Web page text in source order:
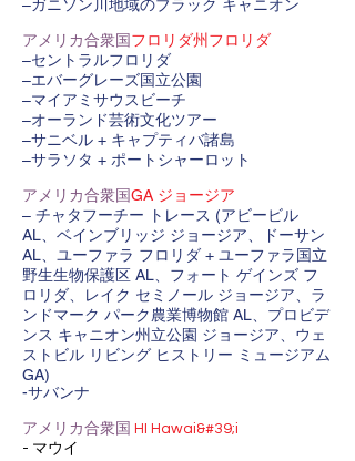
–ガニソン川地域のブラック キャニオン
アメリカ合衆国フロリダ州フロリダ
–セントラルフロリダ
–エバーグレーズ国立公園
–マイアミサウスビーチ
–オーランド芸術文化ツアー
–サニベル + キャプティバ諸島
–サラソタ + ポートシャーロット
アメリカ合衆国GA ジョージア
– チャタフーチー トレース (アビービル
AL、ベインブリッジ ジョージア、ドーサン
AL、ユーファラ フロリダ + ユーファラ国立
野生生物保護区 AL、フォート ゲインズ フ
ロリダ、レイク セミノール ジョージア、ラ
ンドマーク パーク農業博物館 AL、プロビデ
ンス キャニオン州立公園 ジョージア、ウェ
ストビル リビング ヒストリー ミュージアム
GA)
-サバンナ
アメリカ合衆国 HI Hawai&#39;i
- マウイ